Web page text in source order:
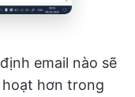
email nào sẽ
hoạt hơn trong